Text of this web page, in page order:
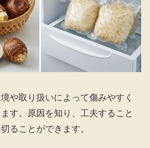
や取り扱いによって傷みやすく
す。原因を知り、工夫すること
ることができます。